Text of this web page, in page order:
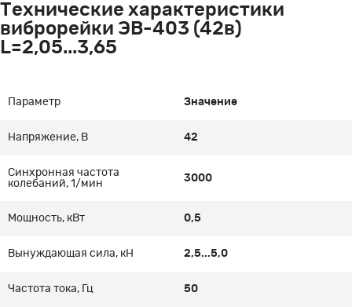
Технические характеристики
виброрейки ЭВ-403 (42в)
L=2,05...3,65
Параметр Значение
Напряжение, В 42
Синхронная частота
колебаний, 1/мин
3000
Мощность, кВт 0,5
Вынуждающая сила, кН 2,5...5,0
Частота тока, Гц 50